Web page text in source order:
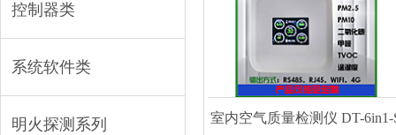
控制器类
系统软件类
明火探测系列 室内空气质量检测仪 DT-6in1-